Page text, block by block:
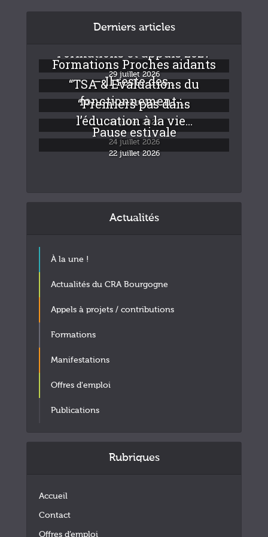
Derniers articles
Formations et appuis 2027
29 juillet 2026
Formations Proches aidants
– Il reste des...
24 juillet 2026
“TSA & Evaluations du
fonctionnement :...
24 juillet 2026
“Premiers pas dans
l’éducation à la vie...
24 juillet 2026
Pause estivale
22 juillet 2026
Actualités
À la une !
Actualités du CRA Bourgogne
Appels à projets / contributions
Formations
Manifestations
Offres d'emploi
Publications
Rubriques
Accueil
Contact
Offres d’emploi